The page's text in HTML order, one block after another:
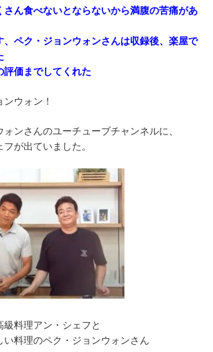
さん食べないとならないから満腹の苦痛があ
、ペク・ジョンウォンさんは収録後、楽屋で
評価までしてくれた
ウォン！
ンさんのユーチューブチャンネルに、
が出ていました。
級料理アン・シェフと
い料理のペク・ジョンウォンさん